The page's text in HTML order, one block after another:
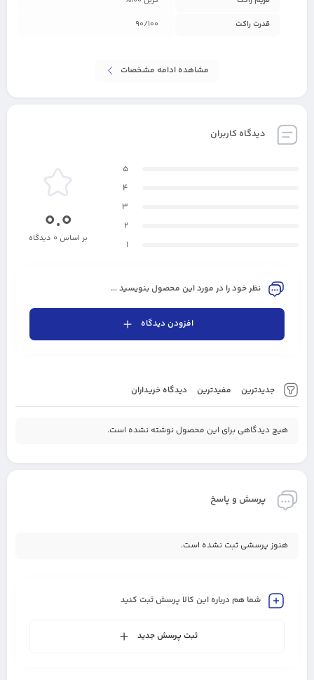
قدرت راکت
90/100
مشاهده ادامه مشخصات
دیدگاه کاربران
جدیدترین مفیدترین دیدگاه خریداران
هیچ دیدگاهی برای این محصول نوشته نشده است.
5
4
3
2
1
0.0
بر اساس 0 دیدگاه
نظر خود را در مورد این محصول بنویسید ...
افزودن دیدگاه
پرسش و پاسخ
هنوز پرسشی ثبت نشده است.
شما هم درباره این کالا پرسش ثبت کنید
ثبت پرسش جدید